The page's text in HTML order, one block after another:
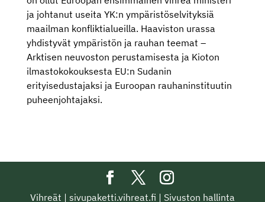
ja johtanut useita YK:n ympäristöselvityksiä
maailman konfliktialueilla. Haaviston urassa
yhdistyvät ympäristön ja rauhan teemat –
Arktisen neuvoston perustamisesta ja Kioton
ilmastokokouksesta EU:n Sudanin
erityisedustajaksi ja Euroopan rauhaninstituutin
puheenjohtajaksi.
Vihreät | sivupaketti.vihreat.fi | Sivuston hallinta